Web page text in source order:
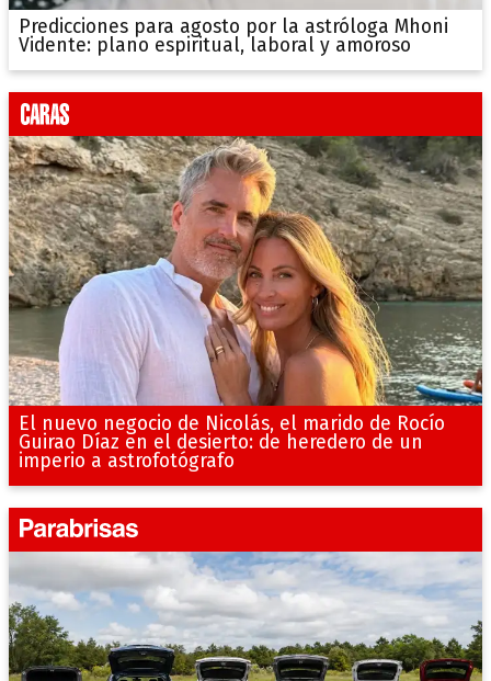
Predicciones para agosto por la astróloga Mhoni
Vidente: plano espiritual, laboral y amoroso
El nuevo negocio de Nicolás, el marido de Rocío
Guirao Díaz en el desierto: de heredero de un
imperio a astrofotógrafo